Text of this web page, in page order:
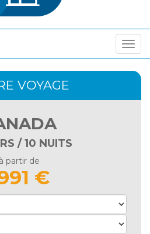
VOYAGE
/ 10 NUITS
à partir de
€